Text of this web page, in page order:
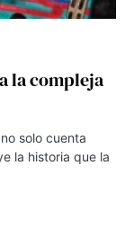
la compleja
solo cuenta
la historia que la